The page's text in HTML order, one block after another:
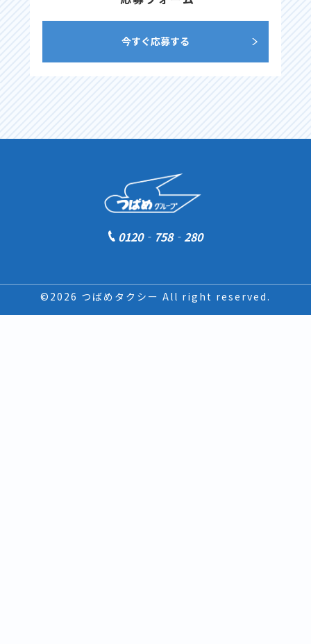
今すぐ応募する
0120‐758‐280
©2026 つばめタクシー All right reserved.